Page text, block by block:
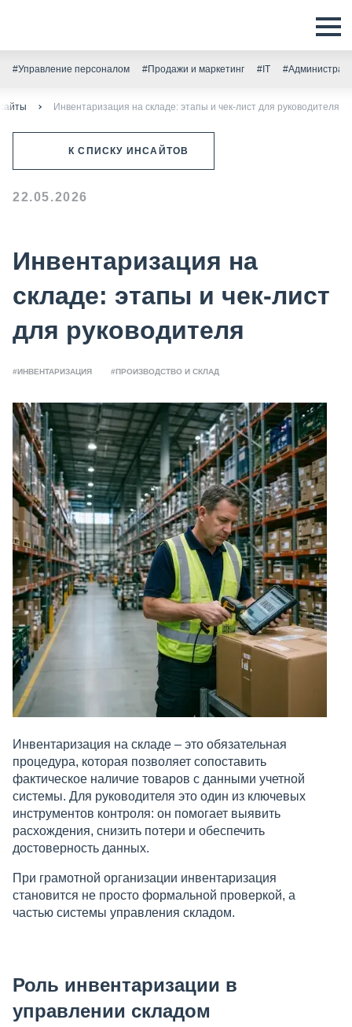
#Управление персоналом #Продажи и маркетинг #IT
Инвентаризация на складе: этапы и чек-лист для руководителя
К СПИСКУ ИНСАЙТОВ
22.05.2026
Инвентаризация на
складе: этапы и чек-лист
для руководителя
#ИНВЕНТАРИЗАЦИЯ #ПРОИЗВОДСТВО И СКЛАД
Инвентаризация на складе – это обязательная
процедура, которая позволяет сопоставить
фактическое наличие товаров с данными учетной
системы. Для руководителя это один из ключевых
инструментов контроля: он помогает выявить
расхождения, снизить потери и обеспечить
достоверность данных.
При грамотной организации инвентаризация
становится не просто формальной проверкой, а
частью системы управления складом.
Роль инвентаризации в
управлении складом